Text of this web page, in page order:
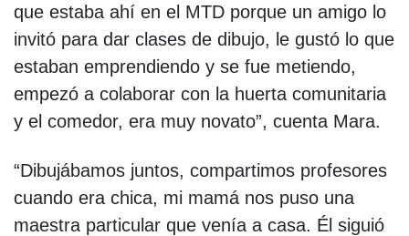
que estaba ahí en el MTD porque un amigo lo
invitó para dar clases de dibujo, le gustó lo que
estaban emprendiendo y se fue metiendo,
empezó a colaborar con la huerta comunitaria
y el comedor, era muy novato”, cuenta Mara.
“Dibujábamos juntos, compartimos profesores
cuando era chica, mi mamá nos puso una
maestra particular que venía a casa. Él siguió